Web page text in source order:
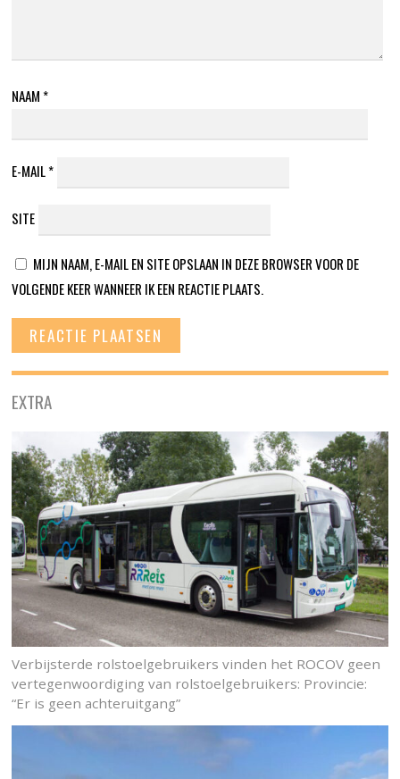
NAAM *
E-MAIL*
SITE
MIJN NAAM, E-MAIL EN SITE OPSLAAN IN DEZE BROWSER VOOR DE
VOLGENDE KEER WANNEER IK EEN REACTIE PLAATS.
EXTRA
Verbijsterde rolstoelgebruikers vinden het ROCOV geen
vertegenwoordiging van rolstoelgebruikers: Provincie:
“Er is geen achteruitgang”